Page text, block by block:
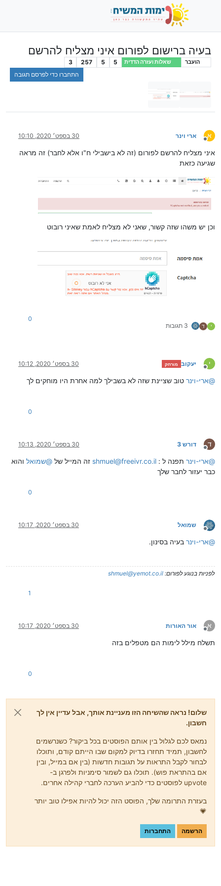
בעיה ברישום לפורום איני מצליח להרשם
הועבר שאלות ועזרה הדדית 5
5
257
3
התחברו כדי לפרסם תגובה
א
מנותק
ארי וינר 30 בספט׳ 2020, 10:10
איני מצליח להרשם לפורום (זה לא בישבילי ח"ו אלא לחבר) זה מראה
שגיעה כזאת
וכן יש משהו שזה קשור, שאני לא מצליח לאמת שאיני רובוט
י ד 3 תגובות
0
י
מנותק
יעקוב מורחק 30 בספט׳ 2020, 10:12
@ארי-וינר טוב שציינת שזה לא בשבילך למה אחרת היו מוחקים לך
0
ד
מנותק
דורש 3 30 בספט׳ 2020, 10:13
@ארי-וינר תפנה ל : shmuel@freeivr.co.il זה המייל של @שמואל והוא
כבר יעזור לחבר שלך
0
מנותק
שמואל 30 בספט׳ 2020, 10:17
@ארי-וינר בעיה בסינון.
לפניות בנוגע לפורום: shmuel@yemot.co.il
1
א
מנותק
אור האורות 30 בספט׳ 2020, 10:17
תשלח מילל לימות הם מטפלים בזה
0
שלום! נראה שהשיחה הזו מעניינת אותך, אבל עדיין אין לך
חשבון.
נמאס לכם לגלול בין אותם הפוסטים בכל ביקור? כשנרשמים
לחשבון, תמיד תחזרו בדיוק למקום שבו הייתם קודם, ותוכלו
לבחור לקבל התראות על תגובות חדשות (בין אם במייל, ובין
אם בהתראת פוש). תוכלו גם לשמור סימניות ולפרגן ב-
upvote לפוסטים כדי להביע הערכה לחברי קהילה אחרים.
בעזרת התרומה שלך, הפוסט הזה יכול להיות אפילו טוב יותר
💗
הרשמה התחברות